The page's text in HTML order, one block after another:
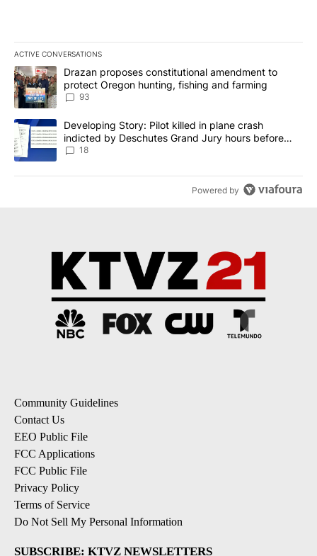
ACTIVE CONVERSATIONS
The following is a list of the most commented articles in the last
A trending article titled "Drazan proposes constitutional
Drazan proposes constitutional amendment to
protect Oregon hunting, fishing and farming
93
A trending article titled "Developing Story: Pilot killed in plane
Developing Story: Pilot killed in plane crash
indicted by Deschutes Grand Jury hours before
incident
18
Powered by
Community Guidelines
Contact Us
EEO Public File
FCC Applications
FCC Public File
Privacy Policy
Terms of Service
Do Not Sell My Personal Information
SUBSCRIBE: KTVZ NEWSLETTERS